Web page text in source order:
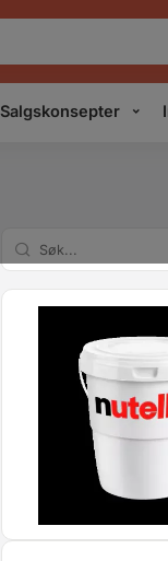
Salgskonsepter